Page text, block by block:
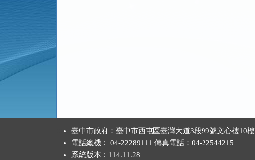
臺中市政府：臺中市西屯區臺灣大道3段99號文心樓10樓
電話總機： 04-22289111 傳真電話：04-22544215
系統版本： 114.11.28